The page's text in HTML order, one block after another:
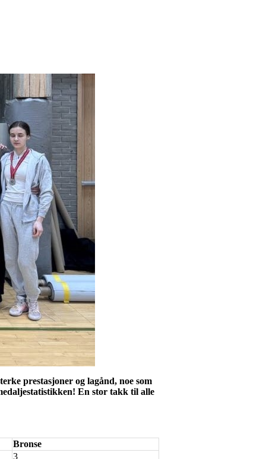
prestasjoner og lagånd, noe som
En stor takk til alle
Bronse
3